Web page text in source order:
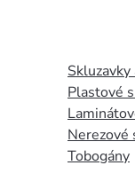
Plastové
Nerezové
Tobogány